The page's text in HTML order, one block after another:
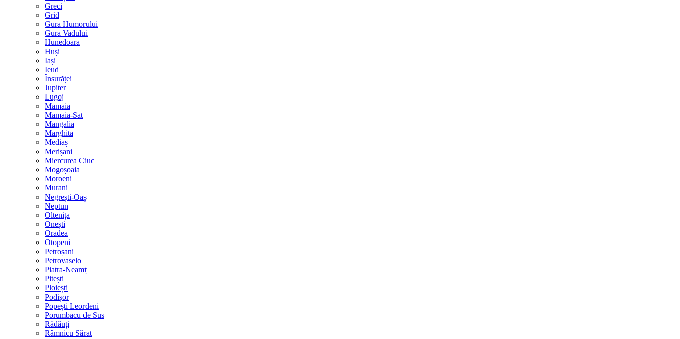
Greci
Grid
Gura Humorului
Gura Vadului
Hunedoara
Huși
Iași
Ieud
Însurăței
Jupiter
Lugoj
Mamaia
Mamaia-Sat
Mangalia
Marghita
Mediaș
Merișani
Miercurea Ciuc
Mogoșoaia
Moroeni
Murani
Negrești-Oaș
Neptun
Oltenița
Onești
Oradea
Otopeni
Petroșani
Petrovaselo
Piatra-Neamț
Pitești
Ploiești
Podișor
Popești Leordeni
Porumbacu de Sus
Rădăuți
Râmnicu Sărat